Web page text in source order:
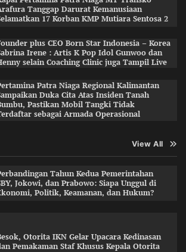
Tanggap Darurat Kemanusiaan
17 Korban KMP Mutiara Sentosa 2
plus CEO Born Star Indonesia – Korea
Irene : Artis K Pop Idol Gunwoo dan
selain Coaching Clinic juga Tampil Live
Patra Niaga Regional Kalimantan
Duka Cita Atas Insiden Tanah
Pastikan Mobil Tangki Tidak
sebagai Armada Operasional
View All
Tahun Kedua Pemerintahan
Jokowi, dan Prabowo: Siapa Unggul di
Politik, Keamanan, dan Hukum?
Otorita IKN Gelar Upacara Kedinasan
Pemakaman Staf Khusus Kepala Otorita